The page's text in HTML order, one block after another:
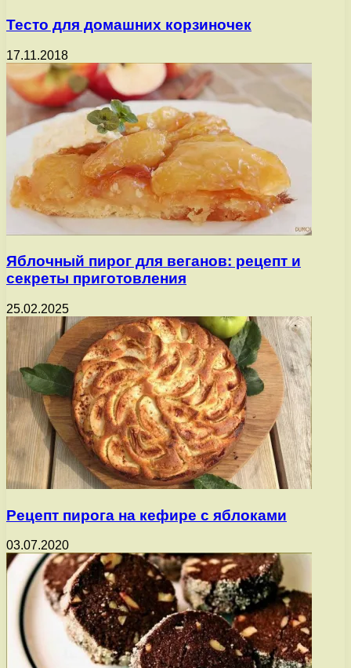
Тесто для домашних корзиночек
17.11.2018
Яблочный пирог для веганов: рецепт и
секреты приготовления
25.02.2025
Рецепт пирога на кефире с яблоками
03.07.2020